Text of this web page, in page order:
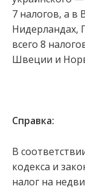
7 налогов, а в
Нидерландах,
всего 8
Швеции и
Справка:
В
кодекса и
налог на